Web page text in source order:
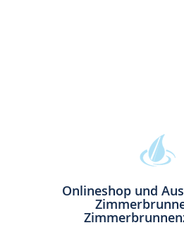
Onlineshop und